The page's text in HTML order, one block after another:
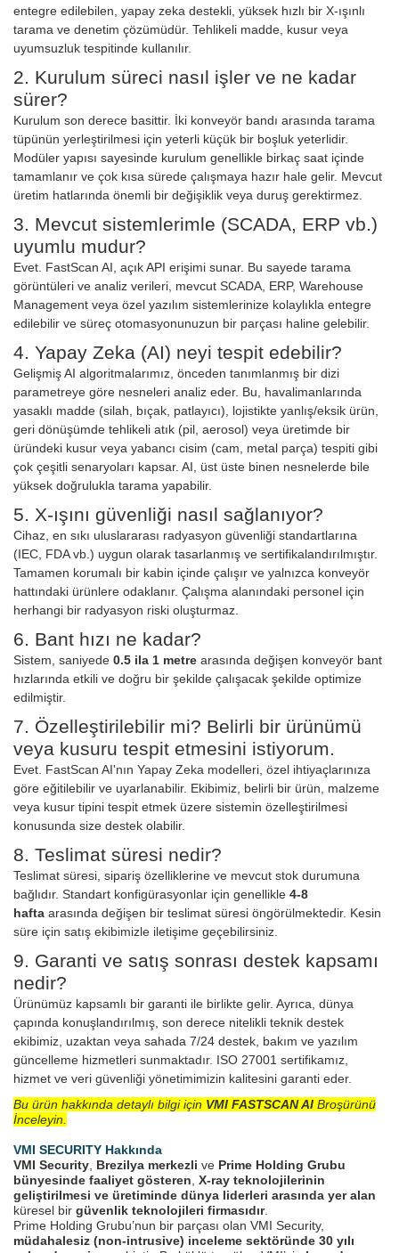
entegre edilebilen, yapay zeka destekli, yüksek hızlı bir X-ışınlı
tarama ve denetim çözümüdür. Tehlikeli madde, kusur veya
uyumsuzluk tespitinde kullanılır.
2. Kurulum süreci nasıl işler ve ne kadar
sürer?
Kurulum son derece basittir. İki konveyör bandı arasında tarama
tüpünün yerleştirilmesi için yeterli küçük bir boşluk yeterlidir.
Modüler yapısı sayesinde kurulum genellikle birkaç saat içinde
tamamlanır ve çok kısa sürede çalışmaya hazır hale gelir. Mevcut
üretim hatlarında önemli bir değişiklik veya duruş gerektirmez.
3. Mevcut sistemlerimle (SCADA, ERP vb.)
uyumlu mudur?
Evet. FastScan AI, açık API erişimi sunar. Bu sayede tarama
görüntüleri ve analiz verileri, mevcut SCADA, ERP, Warehouse
Management veya özel yazılım sistemlerinize kolaylıkla entegre
edilebilir ve süreç otomasyonunuzun bir parçası haline gelebilir.
4. Yapay Zeka (AI) neyi tespit edebilir?
Gelişmiş AI algoritmalarımız, önceden tanımlanmış bir dizi
parametreye göre nesneleri analiz eder. Bu, havalimanlarında
yasaklı madde (silah, bıçak, patlayıcı), lojistikte yanlış/eksik ürün,
geri dönüşümde tehlikeli atık (pil, aerosol) veya üretimde bir
üründeki kusur veya yabancı cisim (cam, metal parça) tespiti gibi
çok çeşitli senaryoları kapsar. AI, üst üste binen nesnelerde bile
yüksek doğrulukla tarama yapabilir.
5. X-ışını güvenliği nasıl sağlanıyor?
Cihaz, en sıkı uluslararası radyasyon güvenliği standartlarına
(IEC, FDA vb.) uygun olarak tasarlanmış ve sertifikalandırılmıştır.
Tamamen korumalı bir kabin içinde çalışır ve yalnızca konveyör
hattındaki ürünlere odaklanır. Çalışma alanındaki personel için
herhangi bir radyasyon riski oluşturmaz.
6. Bant hızı ne kadar?
Sistem, saniyede 0.5 ila 1 metre arasında değişen konveyör bant
hızlarında etkili ve doğru bir şekilde çalışacak şekilde optimize
edilmiştir.
7. Özelleştirilebilir mi? Belirli bir ürünümü
veya kusuru tespit etmesini istiyorum.
Evet. FastScan AI'nın Yapay Zeka modelleri, özel ihtiyaçlarınıza
göre eğitilebilir ve uyarlanabilir. Ekibimiz, belirli bir ürün, malzeme
veya kusur tipini tespit etmek üzere sistemin özelleştirilmesi
konusunda size destek olabilir.
8. Teslimat süresi nedir?
Teslimat süresi, sipariş özelliklerine ve mevcut stok durumuna
bağlıdır. Standart konfigürasyonlar için genellikle 4-8
hafta arasında değişen bir teslimat süresi öngörülmektedir. Kesin
süre için satış ekibimizle iletişime geçebilirsiniz.
9. Garanti ve satış sonrası destek kapsamı
nedir?
Ürünümüz kapsamlı bir garanti ile birlikte gelir. Ayrıca, dünya
çapında konuşlandırılmış, son derece nitelikli teknik destek
ekibimiz, uzaktan veya sahada 7/24 destek, bakım ve yazılım
güncelleme hizmetleri sunmaktadır. ISO 27001 sertifikamız,
hizmet ve veri güvenliği yönetimimizin kalitesini garanti eder.
Bu ürün hakkında detaylı bilgi için VMI FASTSCAN AI Broşürünü
İnceleyin.
VMI SECURITY Hakkında
VMI Security Brezilya merkezli ve Prime Holding Grubu
bünyesinde faaliyet gösteren X-ray teknolojilerinin
geliştirilmesi ve üretiminde dünya liderleri arasında yer alan
küresel bir güvenlik teknolojileri firmasıdır.
Prime Holding Grubu’nun bir parçası olan VMI Security,
müdahalesiz (non-intrusive) inceleme sektöründe 30 yılı